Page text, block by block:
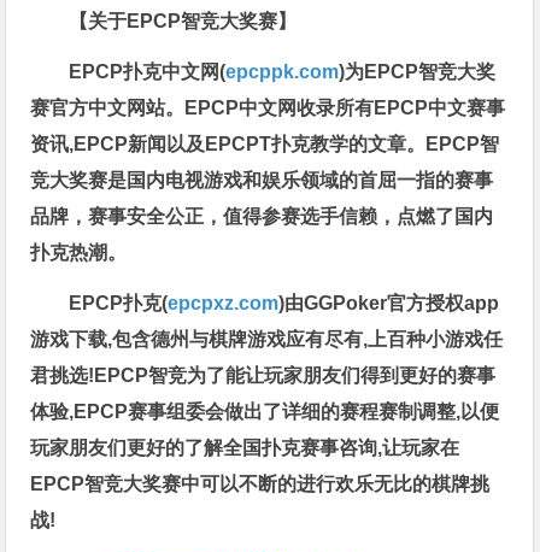
【关于EPCP智竞大奖赛】
EPCP扑克中文网(epcppk.com)为EPCP智竞大奖
赛官方中文网站。EPCP中文网收录所有EPCP中文赛事
资讯,EPCP新闻以及EPCPT扑克教学的文章。EPCP智
竞大奖赛是国内电视游戏和娱乐领域的首屈一指的赛事
品牌，赛事安全公正，值得参赛选手信赖，点燃了国内
扑克热潮。
EPCP扑克(epcpxz.com)由GGPoker官方授权app
游戏下载,包含德州与棋牌游戏应有尽有,上百种小游戏任
君挑选!EPCP智竞为了能让玩家朋友们得到更好的赛事
体验,EPCP赛事组委会做出了详细的赛程赛制调整,以便
玩家朋友们更好的了解全国扑克赛事咨询,让玩家在
EPCP智竞大奖赛中可以不断的进行欢乐无比的棋牌挑
战!